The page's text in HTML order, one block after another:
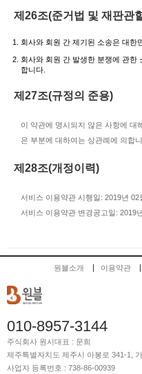
제26조(준거법 및 재판관
회사와 회원 간 제기된 소송은 대한
회사와 회원 간 발생한 분쟁에 관한
합니다.
제27조(규정의 준용)
이 약관에 명시되지 않은 사항에 대
은 부분에 대하여는 상관례에 의합
제28조(개정이력)
서비스 이용약관 시행일: 2019년 02
서비스 이용약관 변경공고일: 2019
원블소개 이용약관
010-8957-3144
주식회사 원시대표 : 문희
제주특별자치도 제주시 아봉로 341-1,
사업자 등록번호 : 738-86-00939